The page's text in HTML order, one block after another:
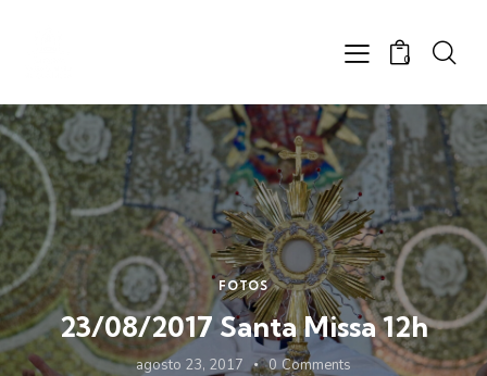
0
FOTOS
23/08/2017 Santa Missa 12h
agosto 23, 2017 0 Comments